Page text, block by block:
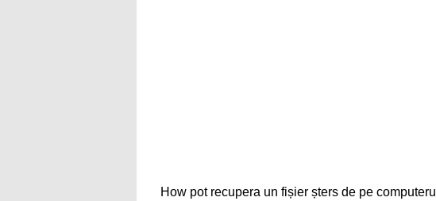
How pot recupera un fișier șters de pe